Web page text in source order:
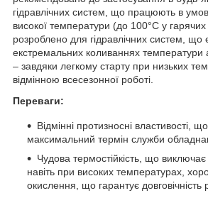
гідравлічних систем, що працюють в
високої температури (до 100°С у
розроблено для гідравлічних систем, що
екстремальних коливаннях
– завдяки легкому старту при низьких
відмінною всесезонної роботі.
Переваги:
Відмінні протизносні властивості,
максимальний термін служби
Чудова термостійкість, що
навіть при високих температурах,
окислення, що гарантує довговічність